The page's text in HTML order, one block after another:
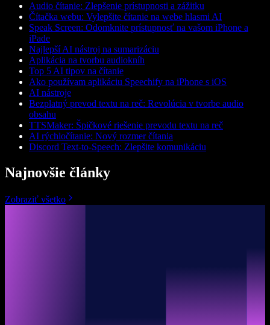
Audio čítanie: Zlepšenie prístupnosti a zážitku
Čítačka webu: Vylepšite čítanie na webe hlasmi AI
Speak Screen: Odomknite prístupnosť na vašom iPhone a
iPade
Najlepší AI nástroj na sumarizáciu
Aplikácia na tvorbu audiokníh
Top 5 AI tipov na čítanie
Ako používam aplikáciu Speechify na iPhone s iOS
AI nástroje
Bezplatný prevod textu na reč: Revolúcia v tvorbe audio
obsahu
TTSMaker: Špičkové riešenie prevodu textu na reč
AI rýchločítanie: Nový rozmer čítania
Discord Text-to-Speech: Zlepšite komunikáciu
Najnovšie články
Zobraziť všetko